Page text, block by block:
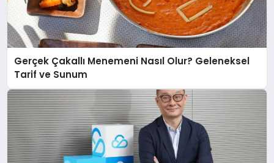
Gerçek Çakallı Menemeni Nasıl Olur? Geleneksel
Tarif ve Sunum